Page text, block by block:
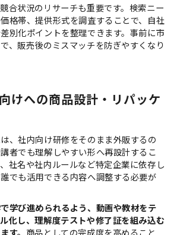
合状況のリサーチも重要です。検索ニー
格帯、提供形式を調査することで、自社
別化ポイントを整理できます。事前に市
、販売後のミスマッチを防ぎやすくなり
けへの商品設計・リパッケ
、社内向け研修をそのまま外販するの
者でも理解しやすい形へ再設計するこ
社名や社内ルールなど特定企業に依存し
でも活用できる内容へ調整する必要が
学び進められるよう、動画や教材をテ
化し、理解度テストや修了証を組み込む
す。 商品としての完成度を高めること